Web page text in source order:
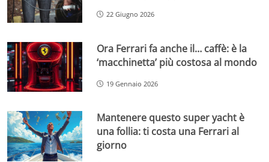
22 Giugno 2026
Ora Ferrari fa anche il… caffè: è la
‘macchinetta’ più costosa al mondo
19 Gennaio 2026
Mantenere questo super yacht è
una follia: ti costa una Ferrari al
giorno